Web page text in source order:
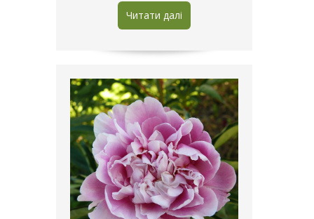
Читати далі